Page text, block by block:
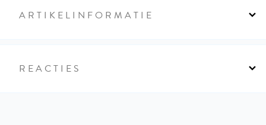
ARTIKELINFORMATIE
REACTIES